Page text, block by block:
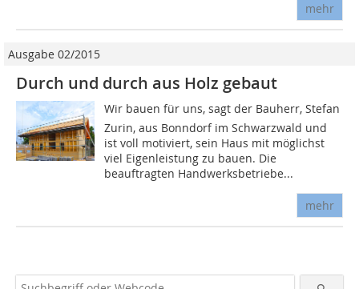
mehr
Ausgabe 02/2015
Durch und durch aus Holz gebaut
Wir bauen für uns, sagt der Bauherr, Stefan
Zurin, aus Bonndorf im Schwarzwald und
ist voll motiviert, sein Haus mit möglichst
viel Eigenleistung zu bauen. Die
beauftragten Handwerksbetriebe...
mehr